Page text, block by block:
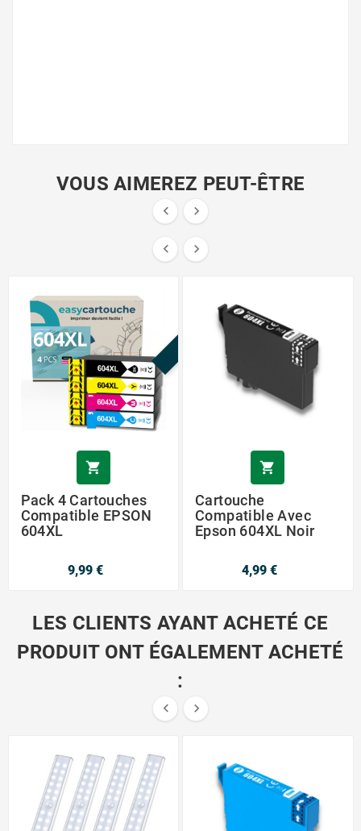
VOUS AIMEREZ PEUT-ÊTRE
 
 
PROMO !

Pack 4 Cartouches
Compatible EPSON
604XL
9,99 €

Cartouche
Compatible Avec
Epson 604XL Noir
4,99 €
LES CLIENTS AYANT ACHETÉ CE
PRODUIT ONT ÉGALEMENT ACHETÉ
:
 